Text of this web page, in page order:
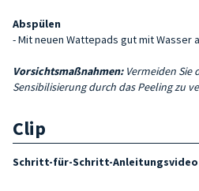
Abspülen
- Mit neuen Wattepads gut mit
Vorsichtsmaßnahmen: Vermeiden Sie
Sensibilisierung durch das Peeling zu
Clip
Schritt-für-Schritt-Anleitungsvideo